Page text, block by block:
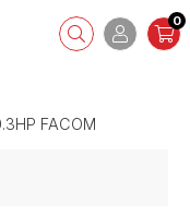
0
FACOM